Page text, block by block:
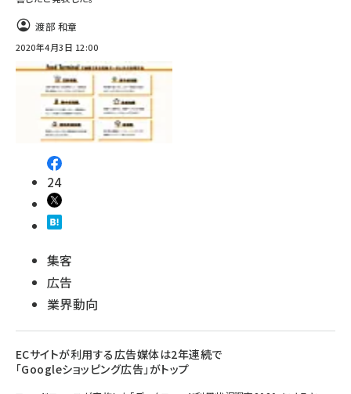
渡部 和章
2020年4月3日 12:00
24
集客
広告
業界動向
ECサイトが利用する広告媒体は2年連続で
「Googleショッピング広告」がトップ